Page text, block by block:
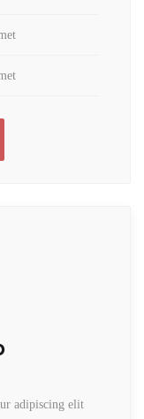
adipiscing elit